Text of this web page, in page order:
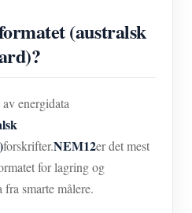
(australsk
energidata
forskrifter.NEM12er det mest
for lagring og
smarte målere.